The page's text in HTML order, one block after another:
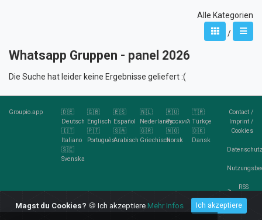
Alle Kategorien
/
Whatsapp Gruppen - panel 2026
Die Suche hat leider keine Ergebnisse geliefert :(
Groupio.app
🇩🇪
Deutsch
🇬🇧
Englisch
🇪🇸
Español
🇳🇱
Nederlands
🇷🇺
Pусский
🇹🇷
Türkçe
🇮🇹
Italiano
🇵🇹
Português
🇸🇦
Arabisch
🇬🇷
Griechisch
🇳🇴
Norsk
🇩🇰
Dansk
🇸🇪
Svenska
Contact/
Imprint/
Cookies
RSS
Magst du Cookies? 🍪 Ich akzeptiere Mehr Infos Ich akzeptiere